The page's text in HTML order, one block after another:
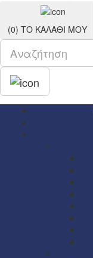
(0) ΤΟ ΚΑΛΑΘΙ ΜΟΥ